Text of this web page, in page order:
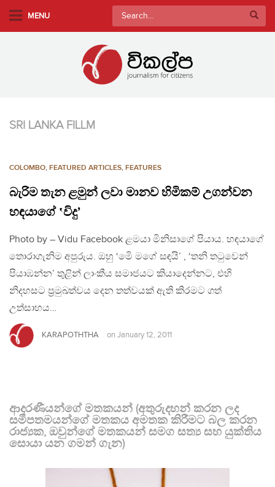
MENU
Search
for:
SRI LANKA FILLM
COLOMBO, FEATURED ARTICLES, FEATURES
බැරිම තැන ළමුන් ලවා මානව හිමිකම් උගන්වන
හඳයාගේ ‛විදු’
Photo by – Vidu Facebook ළමයා මිනිසාගේ පියාය. හඳයාගේ
තොරාගැනිම අපුරුය. ඔහු ‘මෙි මගේ සඳයි’ , ‘තනි තටුවෙන්
පියාඹන්න’ තුළින් ලාංකීය සමාජයට කියාදෙන්නට, එහි
නිදහසට ප්‍රමුඛත්වය දෙන තත්වයක් ඇති කිරමට ගත්
උත්සාහය…
KARAPOTHTHA on January 12, 2011
ආදරණීයන්ගේ මතකයන් (අතුරුදහන් කරන ලද
සමීපතමයන්ගේ මතකය අමතක කිරීමට බල කරන
රාජ්‍යක, ඔවුන්ගේ මතකයන් සමග සත්‍ය සහ යුක්තිය
සොයා යන ගමන් ගැන)